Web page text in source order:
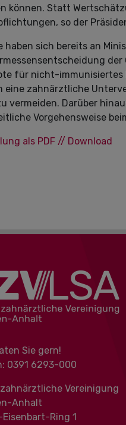
können. Statt
so der
haben sich bereits an
für nicht-immunisiertes
eine zahnärztliche
vermeiden. Darüber
Vorgehensweise
als PDF // Download
Sie gern!
0391 ‍6293-000
Vereinigung
Anhalt
Ring 1